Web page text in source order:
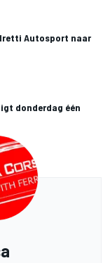
Autosport naar
donderdag één